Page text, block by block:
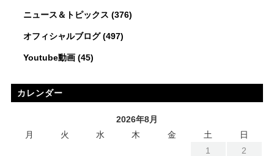
ニュース＆トピックス (376)
オフィシャルブログ(497)
Youtube動画(45)
カレンダー
2026年8月
月
火 水 木 金 土
日
1
2